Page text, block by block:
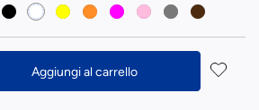
Aggiungi al carrello